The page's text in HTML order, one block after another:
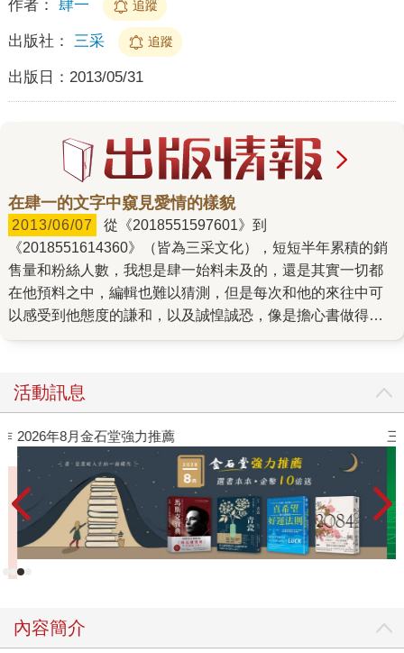
作者： 肆一 追蹤
出版社： 三采 追蹤
出版日： 2013/05/31
在肆一的文字中窺見愛情的樣貌
2013/06/07
《2018551614360》（皆為三采文化），短短半年累積的銷
售量和粉絲人數，我想是肆一始料未及的，還是其實一切都
在他預料之中，編輯也難以猜測，但是每次和他的來往中可
以感受到他態度的謙和，以及誠惶誠恐，像是擔心書做得不
迷的反饋不難了解書迷從他文章中的獲得，一種了解、一種
信任、一種溫暖，書迷從肆一文章中得到了理解和共鳴。 原
來肆一並不是出版界的新手，曾擔任過美術設計的他，現在
從事的也是編輯工作，如此經驗豐富的作者，讓合作編輯剛
開始確實感受到不小的壓力，因為以他過往美術設計的背
景，讓他在視覺美感上有一定的堅持，大到書封設計、紙材
使用、文案編排、內頁版型，小到重點句加重符號的深淺運
用、字體選擇、書腰設計，每個項目、每個細節他都事必躬
親，禮貌地給予具體的建議！ 不過也因為編輯與作者的溝通
頁不斷攀升的粉絲數與無數粉絲直接而真心的回饋，也更讓
活動訊息
2026年8月金石堂強力推薦 三
內容簡介